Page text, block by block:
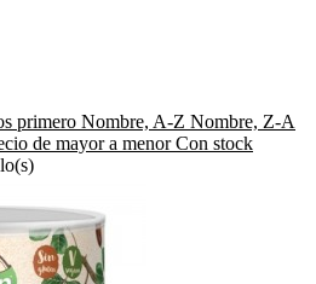
primero Nombre, A-Z Nombre, Z-A
de mayor a menorCon stock